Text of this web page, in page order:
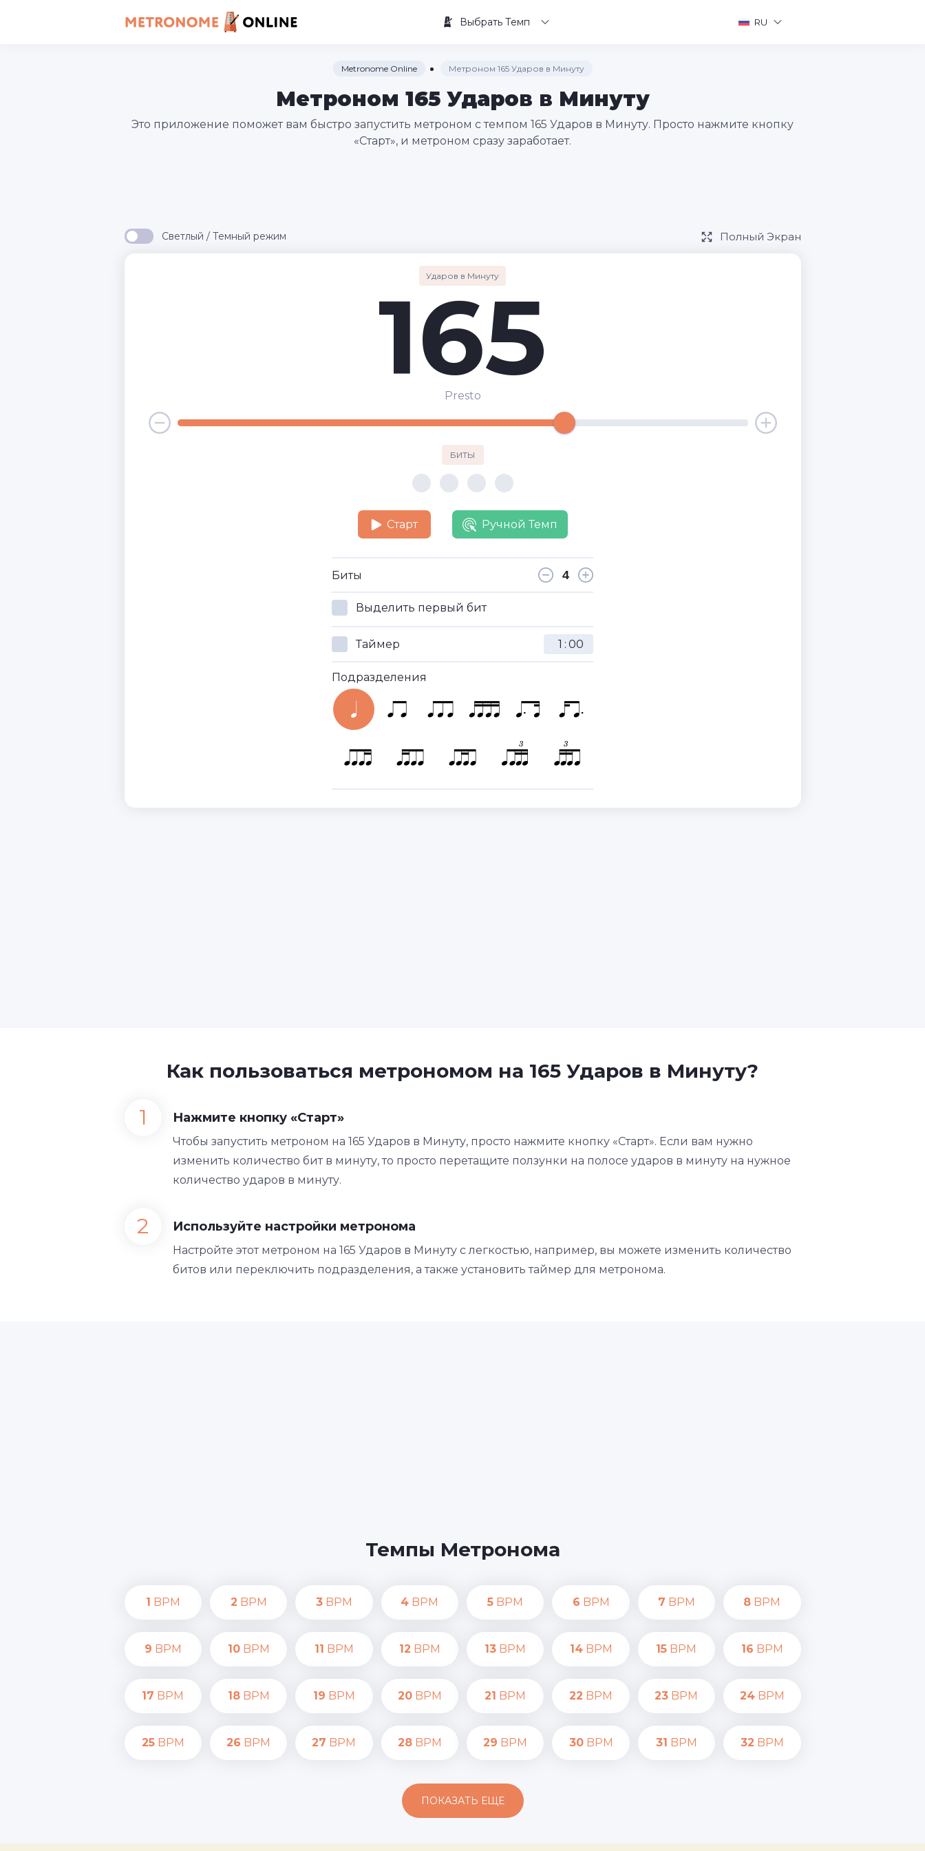
Выбрать Темп RU
Metronome Online Метроном 165 Ударов в Минуту
Метроном 165 Ударов в Минуту
Это приложение поможет вам быстро запустить метроном с темпом 165 Ударов в Минуту. Просто нажмите кнопку
«Старт», и метроном сразу заработает.
Светлый / Темный режим Полный Экран
Ударов в Минуту
165
Presto
БИТЫ
Старт Ручной Темп
Биты
Выделить первый бит
Таймер :
Подразделения
Как пользоваться метрономом на 165 Ударов в Минуту?
Нажмите кнопку «Старт»
Чтобы запустить метроном на 165 Ударов в Минуту, просто нажмите кнопку «Старт». Если вам нужно
изменить количество бит в минуту, то просто перетащите ползунки на полосе ударов в минуту на нужное
количество ударов в минуту.
Используйте настройки метронома
Настройте этот метроном на 165 Ударов в Минуту с легкостью, например, вы можете изменить количество
битов или переключить подразделения, а также установить таймер для метронома.
Темпы Метронома
1 BPM 2 BPM 3BPM 4 BPM 5 BPM 6 BPM 7 BPM 8 BPM
9 BPM 10BPM 11 BPM 12 BPM 13 BPM 14BPM 15 BPM 16 BPM
17 BPM 18BPM 19 BPM 20BPM 21 BPM 22 BPM 23 BPM 24BPM
25BPM 26 BPM 27 BPM 28BPM 29 BPM 30BPM 31 BPM 32 BPM
ПОКАЗАТЬ ЕЩЕ